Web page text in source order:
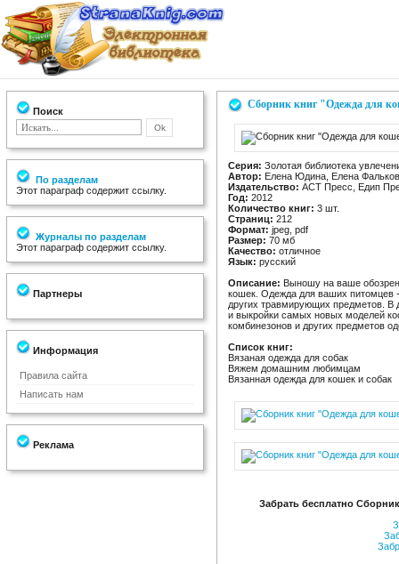
Поиск
По разделам
Этот параграф содержит ссылку.
Журналы по разделам
Этот параграф содержит ссылку.
Партнеры
Информация
Правила сайта
Написать нам
Реклама
Сборник книг "Одежда для
Серия: Золотая библиотека
Автор: Елена Юдина, Елена
Издательство: АСТ Пресс, Едип
Год: 2012
Количество книг: 3 шт.
Страниц: 212
Формат: jpeg, pdf
Размер: 70 мб
Качество: отличное
Язык: русский
Описание: Выношу на ваше
кошек. Одежда для ваших питомцев
других травмирующих предметов. В
и выкройки самых новых моделей
комбинезонов и других предметов
Список книг:
Вязаная одежда для собак
Вяжем домашним любимцам
Вязанная одежда для кошек и собак
Забрать бесплатно